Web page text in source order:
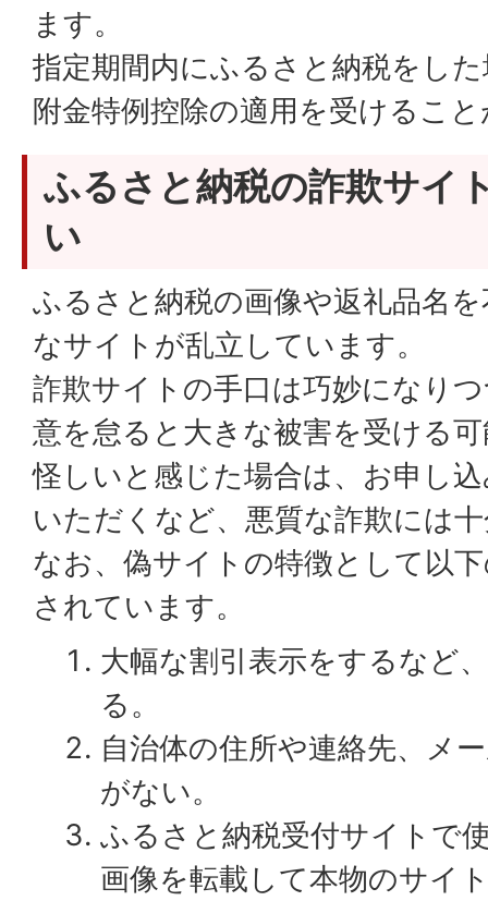
ます。
指定期間内にふるさと納税をし
附金特例控除の適用を受けるこ
ふるさと納税の詐欺サイ
い
ふるさと納税の画像や返礼品名
なサイトが乱立しています。
詐欺サイトの手口は巧妙になり
意を怠ると大きな被害を受ける
怪しいと感じた場合は、お申し
いただくなど、悪質な詐欺には
なお、偽サイトの特徴として以
されています。
大幅な割引表示をするなど
る。
自治体の住所や連絡先、メ
がない。
ふるさと納税受付サイトで
画像を転載して本物のサイ